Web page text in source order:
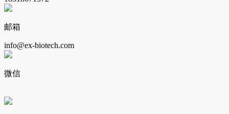
邮箱
info@ex-biotech.com
微信